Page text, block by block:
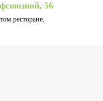
56
ресторане.